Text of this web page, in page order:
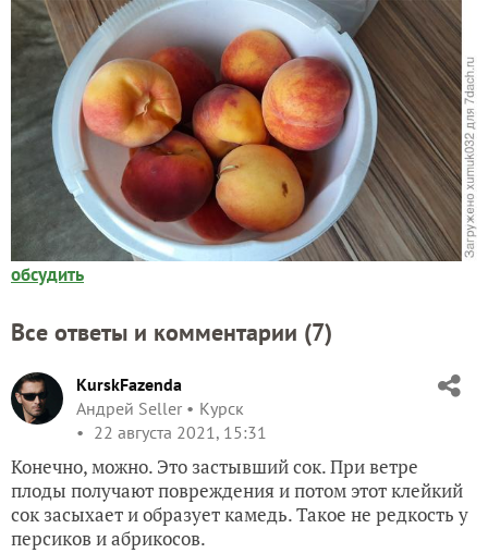
обсудить
Все ответы и комментарии (7)
KurskFazenda
Андрей Seller
Курск
22 августа 2021, 15:31
Конечно, можно. Это застывший сок. При ветре
плоды получают повреждения и потом этот клейкий
сок засыхает и образует камедь. Такое не редкость у
персиков и абрикосов.